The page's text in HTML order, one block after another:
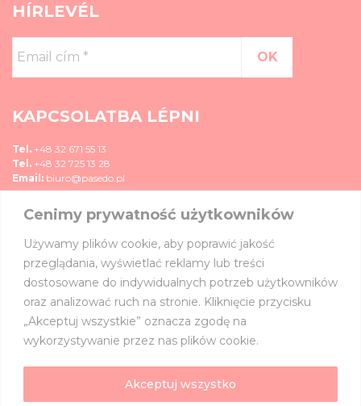
Cenimy prywatność użytkowników
Używamy plików cookie, aby poprawić jakość
przeglądania, wyświetlać reklamy lub treści
dostosowane do indywidualnych potrzeb użytkowników
oraz analizować ruch na stronie. Kliknięcie przycisku
„Akceptuj wszystkie” oznacza zgodę na
wykorzystywanie przez nas plików cookie.
Akceptuj wszystko
HÍRLEVÉL
cím
*
KAPCSOLATBA LÉPNI
Tel. +48 32 671 55 13
Tel. +48 32 725 13 28
Email: biuro@pasedo.pl
ul. Przemysłowa 11
MÉDIA
CSATLAKOZZ HOZZÁNK:
Minden jog fenntartva 2022 | Tervezés és megvalósítás